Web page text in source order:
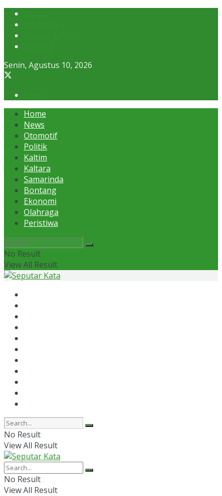
Senin, Agustus 10, 2026
Home
News
Otomotif
Politik
Kaltim
Kaltara
Samarinda
Bontang
Ekonomi
Olahraga
Peristiwa
No Result
View All Result
No Result
View All Result
No Result
View All Result